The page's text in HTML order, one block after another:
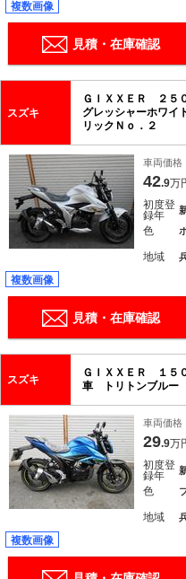
複数画像
見積・在庫確認
スズキ
ＧＩＸＸＥＲ ２５
グレッシャーホワ
リックＮｏ．２
車両価格
42.9万
初度登
録年
色
地域
複数画像
見積・在庫確認
スズキ
ＧＩＸＸＥＲ １
車 トリトンブルー
車両価格
29.9万
初度登
録年
色
地域
複数画像